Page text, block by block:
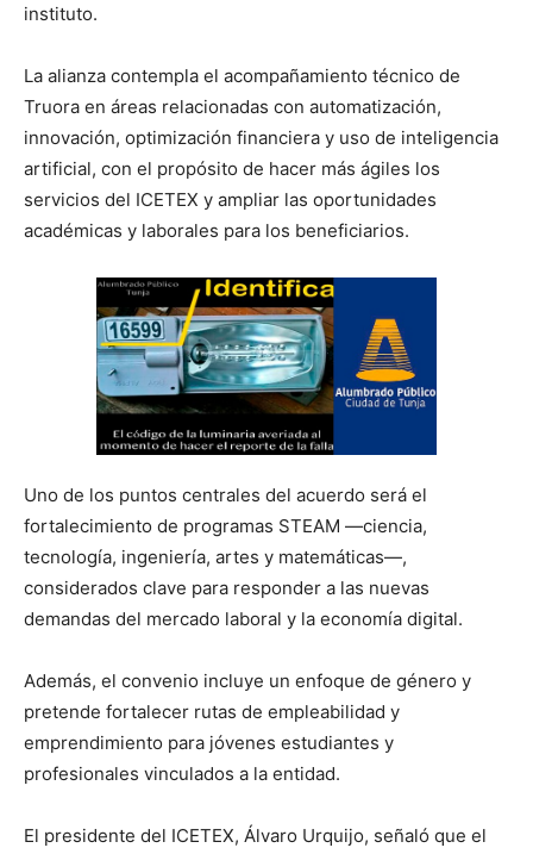
instituto.
La alianza contempla el acompañamiento técnico de
Truora en áreas relacionadas con automatización,
innovación, optimización financiera y uso de inteligencia
artificial, con el propósito de hacer más ágiles los
servicios del ICETEX y ampliar las oportunidades
académicas y laborales para los beneficiarios.
Uno de los puntos centrales del acuerdo será el
fortalecimiento de programas STEAM —ciencia,
tecnología, ingeniería, artes y matemáticas—,
considerados clave para responder a las nuevas
demandas del mercado laboral y la economía digital.
Además, el convenio incluye un enfoque de género y
pretende fortalecer rutas de empleabilidad y
emprendimiento para jóvenes estudiantes y
profesionales vinculados a la entidad.
El presidente del ICETEX, Álvaro Urquijo, señaló que el